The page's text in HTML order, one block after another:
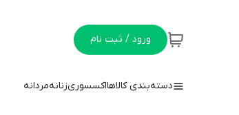
ورود / ثبت نام
دسته‌بندی کالاهااکسسوریزنانهمردانه